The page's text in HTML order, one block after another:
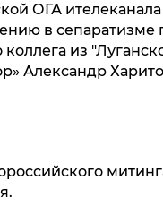
ОГА
в сепаратизме
из
Александр